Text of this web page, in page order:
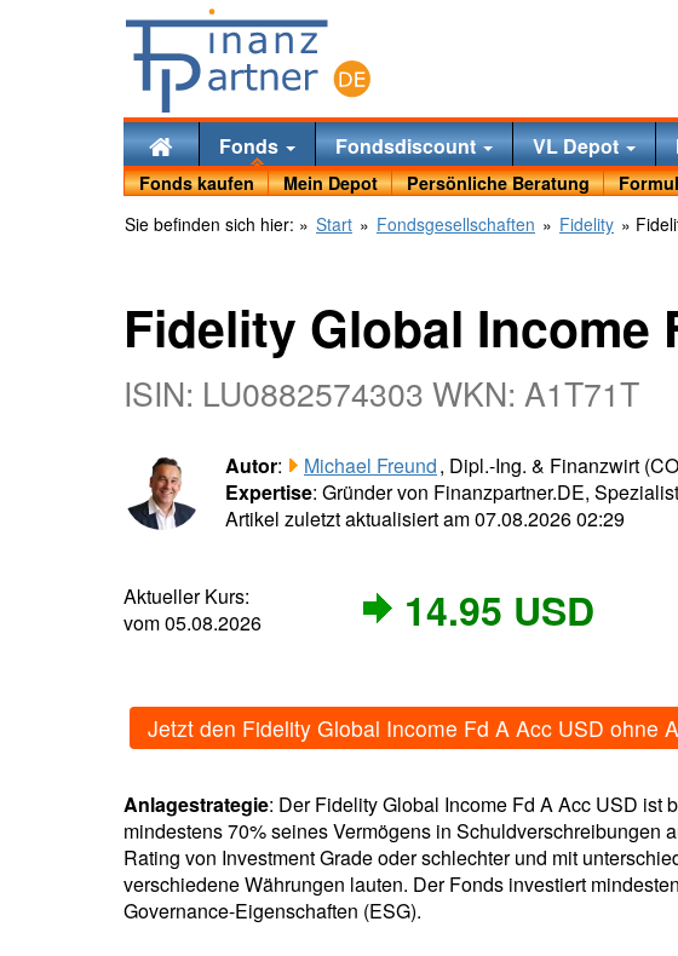
Fonds Fondsdiscount VL Depot
Fonds kaufen Mein Depot Persönliche Beratung
Sie befinden sich hier: » Start » Fondsgesellschaften » Fidelity »
Fidelity Global Income
ISIN: LU0882574303 WKN: A1T71T
Autor: Michael Freund, Dipl.-Ing. & Finanzwirt
Expertise: Gründer von Finanzpartner.DE,
Artikel zuletzt aktualisiert am 07.08.2026 02:29
Aktueller Kurs:
vom 05.08.2026
14.95 USD
Jetzt den Fidelity Global Income Fd A Acc USD ohne
Anlagestrategie: Der Fidelity Global Income Fd A Acc USD ist
mindestens 70% seines Vermögens in
Rating von Investment Grade oder schlechter und mit
verschiedene Währungen lauten. Der Fonds investiert
Governance-Eigenschaften (ESG).